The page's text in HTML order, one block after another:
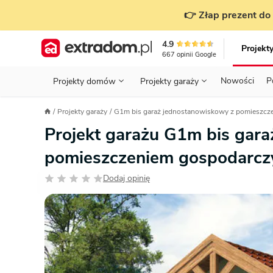
👉 Złap prezent
4.9
667 opinii Google
Projekty domów Projekty garaży Nowości
Projekty domów Projekty garaży
Parterowe Piętrowe do 70 m²
KONDYGNACJE
POWIERZCHNIA
GARAŻ
DACH
KONSTRUKCJA
STYL
ZABUDOWA
STANOWISKA
TYP
DACH
PRZED BUDOWĄ - ETAP 1
Działka
WYBIERAM PROJEKT - ETAP 2
BUDUJĘ DOM - ETAP 3
URZĄDZAM DOM - ETAP 4
PRZEPISY I FORMALNOŚCI
FINANSE I KOSZTY
OZE
Projekty garaży G1m bis garaż jednostanowiskowy z
Projekt garażu G1m bis
pomieszczeniem
Dodaj opinię